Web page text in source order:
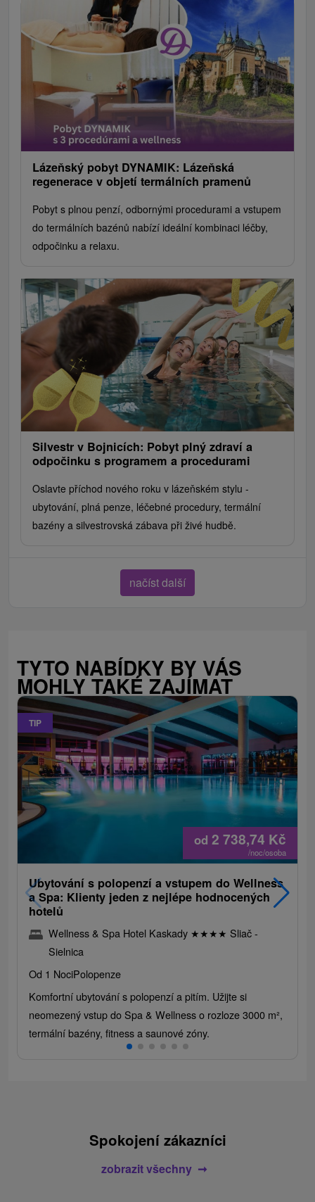
Lázeňský pobyt DYNAMIK: Lázeňská
regenerace v objetí termálních pramenů
Pobyt s plnou penzí, odbornými procedurami a vstupem
do termálních bazénů nabízí ideální kombinaci léčby,
odpočinku a relaxu.
Silvestr v Bojnicích: Pobyt plný zdraví a
odpočinku s programem a procedurami
Oslavte příchod nového roku v lázeňském stylu -
ubytování, plná penze, léčebné procedury, termální
bazény a silvestrovská zábava při živé hudbě.
načíst další
TYTO NABÍDKY BY VÁS
MOHLY TAKÉ ZAJÍMAT
TIP
od 2 738,74 Kč
/noc/osoba
Ubytování s polopenzí a vstupem do Wellness
a Spa: Klienty jeden z nejlépe hodnocených
hotelů
Wellness & Spa Hotel Kaskady ★★★★ Sliač -
Sielnica
Od 1 NociPolopenze
Komfortní ubytování s polopenzí a pitím. Užijte si
neomezený vstup do Spa & Wellness o rozloze 3000 m²,
termální bazény, fitness a saunové zóny.
Spokojení zákazníci
zobrazit všechny